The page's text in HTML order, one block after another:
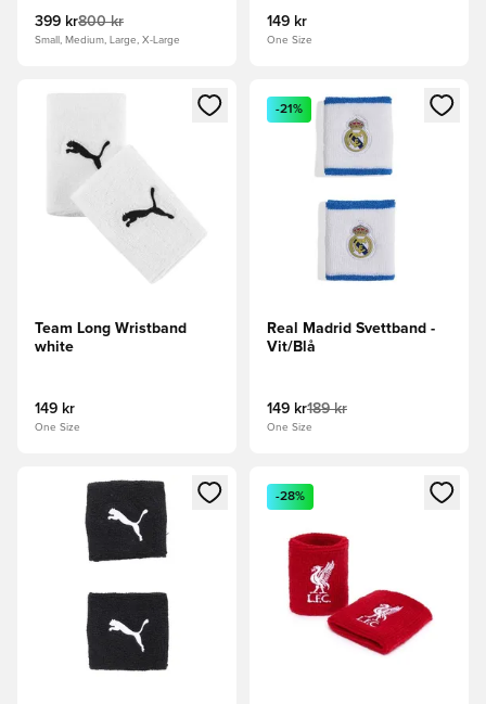
399 kr800 kr
Small, Medium, Large, X-Large
149 kr
One Size
Öppnar en Modal för att logga in eller registrera dig som
Team Long Wristband
white
149 kr
One Size
Öppnar en Modal för att
-21%
Real Madrid Svettband -
Vit/Blå
149 kr189 kr
One Size
Öppnar en Modal för att logga in eller registrera dig som
Öppnar en Modal för att
-28%